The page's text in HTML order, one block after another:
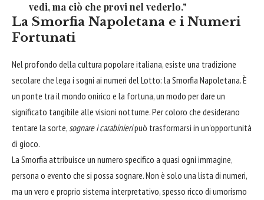
vedi, ma ciò che provi nel vederlo."
La Smorfia Napoletana e i Numeri
Fortunati
Nel profondo della cultura popolare italiana, esiste una tradizione
secolare che lega i sogni ai numeri del Lotto: la Smorfia Napoletana. È
un ponte tra il mondo onirico e la fortuna, un modo per dare un
significato tangibile alle visioni notturne. Per coloro che desiderano
tentare la sorte, sognare i carabinieripuò trasformarsi in un'opportunità
di gioco.
La Smorfia attribuisce un numero specifico a quasi ogni immagine,
persona o evento che si possa sognare. Non è solo una lista di numeri,
ma un vero e proprio sistema interpretativo, spesso ricco di umorismo